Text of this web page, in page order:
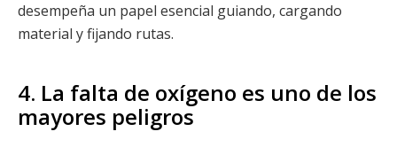
desempeña un papel esencial guiando, cargando
material y fijando rutas.
4. La falta de oxígeno es uno de los
mayores peligros